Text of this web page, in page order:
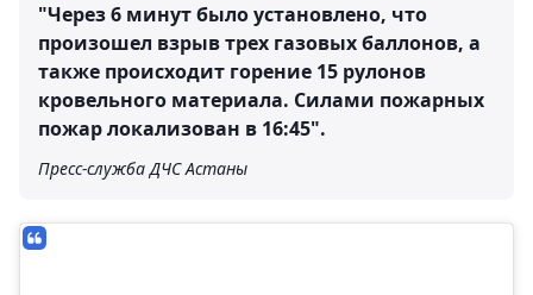
"Через 6 минут было установлено, что
произошел взрыв трех газовых баллонов, а
также происходит горение 15 рулонов
кровельного материала. Силами пожарных
пожар локализован в 16:45".
Пресс-служба ДЧС Астаны